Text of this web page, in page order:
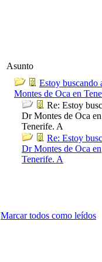
Asunto
Estoy buscando
Montes de Oca en
Re: Estoy
Dr Montes de Oca en
Tenerife. A
Re: Estoy
Dr Montes de Oca en
Tenerife. A
Marcar todos como leídos